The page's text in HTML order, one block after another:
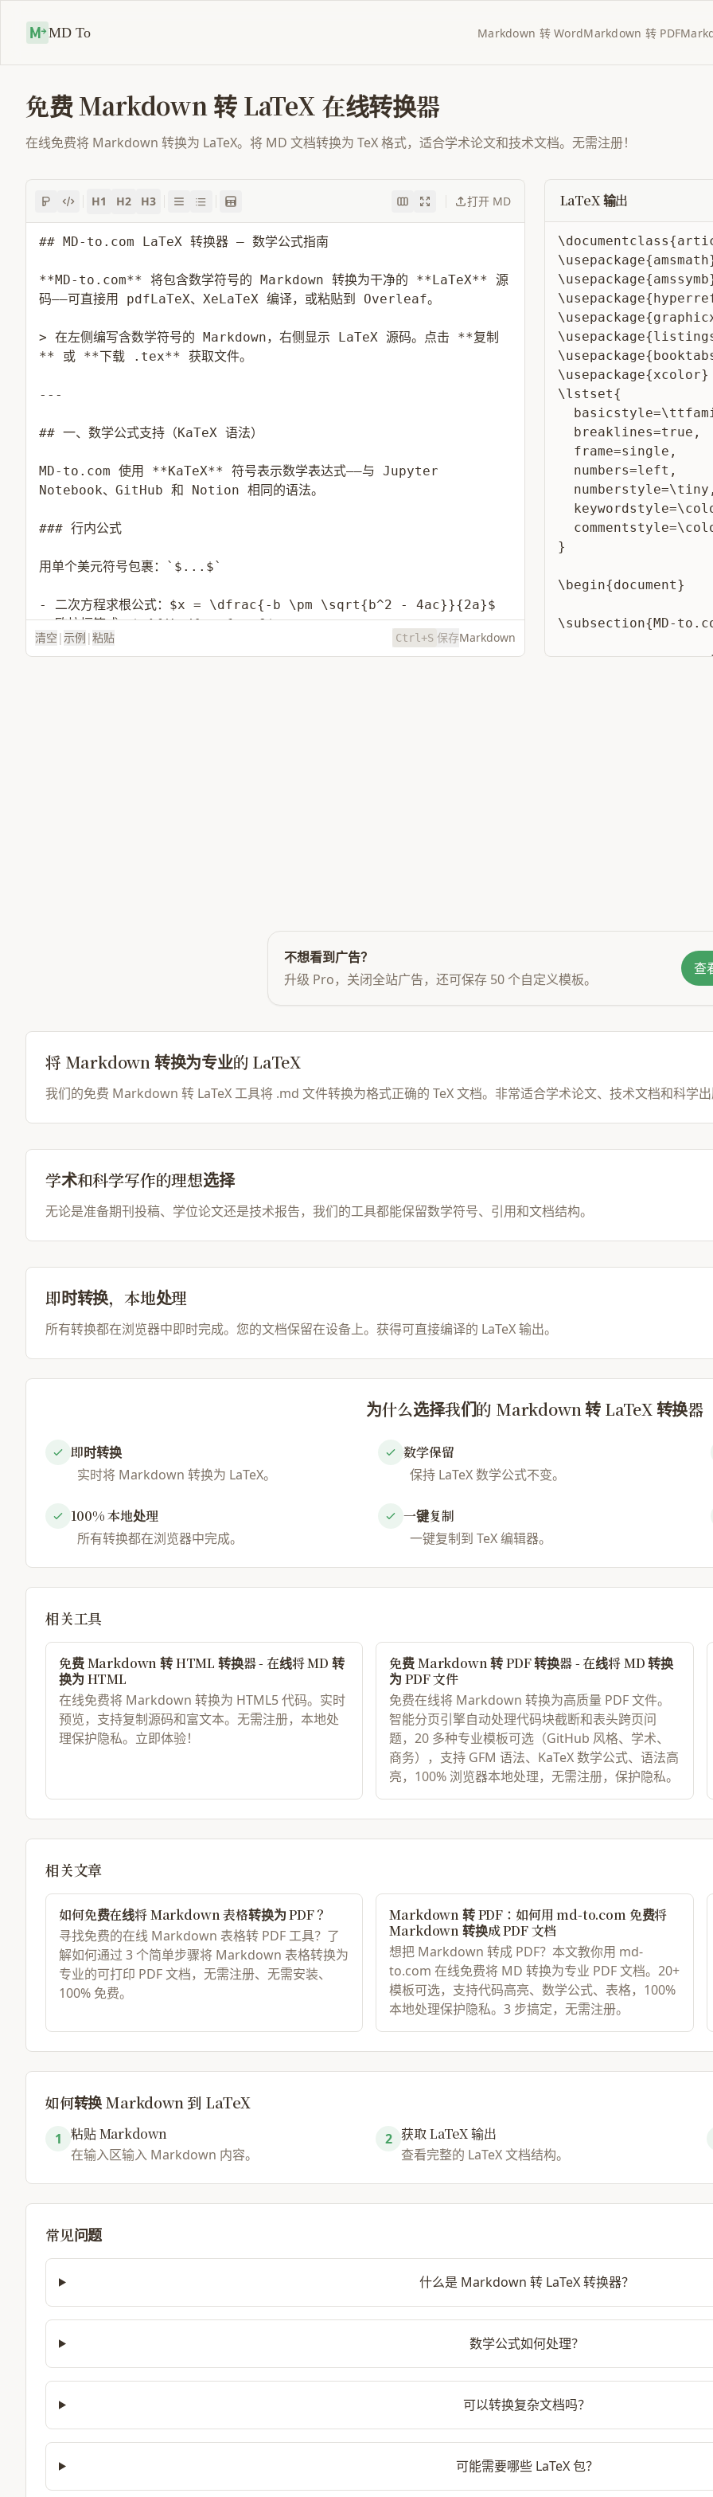
MD To Markdown 转 WordMarkdown 转 PDF
免费 Markdown 转 LaTeX 在线转换器
在线免费将 Markdown 转换为 LaTeX。将 MD 文档转换为 TeX 格式，适合学术论文和技术文档。无需注册！
H1 H2 H3 打开 MD
清空 |示例 |粘贴 Ctrl+S 保存Markdown
LaTeX 输出
\usepackage{xcolor}
\lstset{
  breaklines=true,
  frame=single,
  numbers=left,
  numberstyle=\tiny,
}
\begin{document}
\subsection{MD-
\textbf{MD-to.com} 将
用单个美元符号包裹
\item 二次方程求根
\item 欧拉恒等式：
用双美元符号包裹：
$$\nabla \times
\begin{document}
\maketitle
% 转换后的内容在此...
\end{document}
\textbf{Markdown}
\hline
\texttt{# 标题} &
\texttt{## 小节} &
\texttt{\textbf{粗
\texttt{\textit{斜
`\texttt{ }代码
\texttt{ }`\texttt{
\texttt{> 引用} &
`\ & 表格 \ & ` &
以下是使用 MD-to.com
\subsubsection{定理 1
对于 $|r| < 1$，无穷等
\textbf{证明}：设
不想看到广告？
升级 Pro，关闭全站广告，还可保存 50 个自定义模板。
查
将 Markdown 转换为专业的 LaTeX
我们的免费 Markdown 转 LaTeX 工具将 .md 文件转换为格式正确的 TeX 文档。非常适合学术论文、技术文档和科学出
学术和科学写作的理想选择
无论是准备期刊投稿、学位论文还是技术报告，我们的工具都能保留数学符号、引用和文档结构。
即时转换，本地处理
所有转换都在浏览器中即时完成。您的文档保留在设备上。获得可直接编译的 LaTeX 输出。
为什么选择我们的 Markdown 转 LaTeX 转换器
即时转换
实时将 Markdown 转换为 LaTeX。
数学保留
保持 LaTeX 数学公式不变。
100% 本地处理
所有转换都在浏览器中完成。
一键复制
一键复制到 TeX 编辑器。
相关工具
免费 Markdown 转 HTML 转换器 - 在线将 MD 转
换为 HTML
在线免费将 Markdown 转换为 HTML5 代码。实时
预览，支持复制源码和富文本。无需注册，本地处
理保护隐私。立即体验！
免费 Markdown 转 PDF 转换器 - 在线将 MD 转换
为 PDF 文件
免费在线将 Markdown 转换为高质量 PDF 文件。
智能分页引擎自动处理代码块截断和表头跨页问
题，20 多种专业模板可选（GitHub 风格、学术、
商务），支持 GFM 语法、KaTeX 数学公式、语法高
亮，100% 浏览器本地处理，无需注册，保护隐私。
相关文章
如何免费在线将 Markdown 表格转换为 PDF？
寻找免费的在线 Markdown 表格转 PDF 工具？了
解如何通过 3 个简单步骤将 Markdown 表格转换为
专业的可打印 PDF 文档，无需注册、无需安装、
100% 免费。
Markdown 转 PDF：如何用 md-to.com 免费将
Markdown 转换成 PDF 文档
想把 Markdown 转成 PDF？本文教你用 md-
to.com 在线免费将 MD 转换为专业 PDF 文档。20+
模板可选，支持代码高亮、数学公式、表格，100%
本地处理保护隐私。3 步搞定，无需注册。
如何转换 Markdown 到 LaTeX
1 粘贴 Markdown
在输入区输入 Markdown 内容。
2 获取 LaTeX 输出
查看完整的 LaTeX 文档结构。
常见问题
什么是 Markdown 转 LaTeX 转换器？
数学公式如何处理？
可以转换复杂文档吗？
可能需要哪些 LaTeX 包？